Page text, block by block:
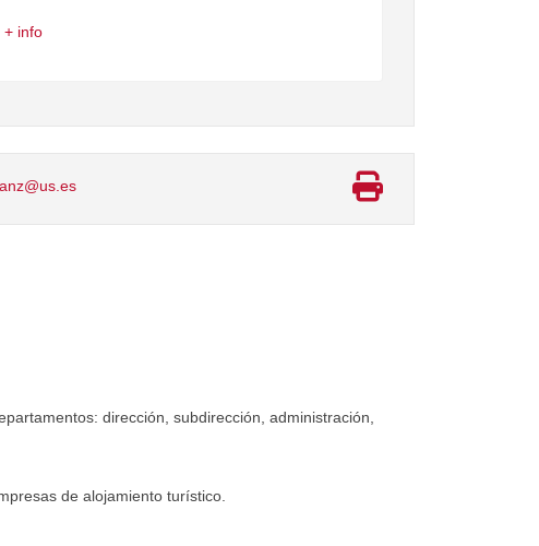
+ info
dirección, subdirección, administración,
de alojamiento turístico.